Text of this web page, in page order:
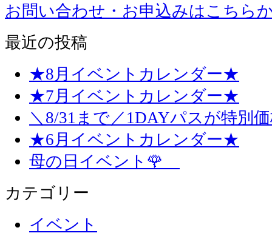
お問い合わせ・お申込みはこちら
最近の投稿
★8月イベントカレンダー★
★7月イベントカレンダー★
＼8/31まで／1DAYパスが特別
★6月イベントカレンダー★
母の日イベント🌹
カテゴリー
イベント